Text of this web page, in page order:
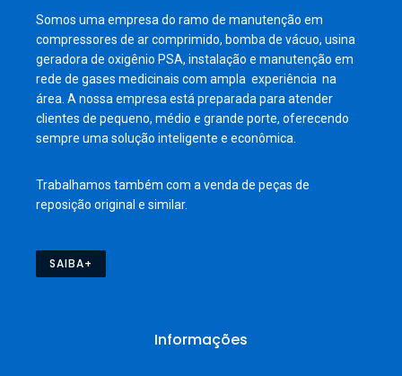
Somos uma empresa do ramo de manutenção em
compressores de ar comprimido, bomba de vácuo, usina
geradora de oxigênio PSA, instalação e manutenção em
rede de gases medicinais com ampla experiência na
área. A nossa empresa está preparada para atender
clientes de pequeno, médio e grande porte, oferecendo
sempre uma solução inteligente e econômica.
Trabalhamos também com a venda de peças de
reposição original e similar.
SAIBA+
Informações